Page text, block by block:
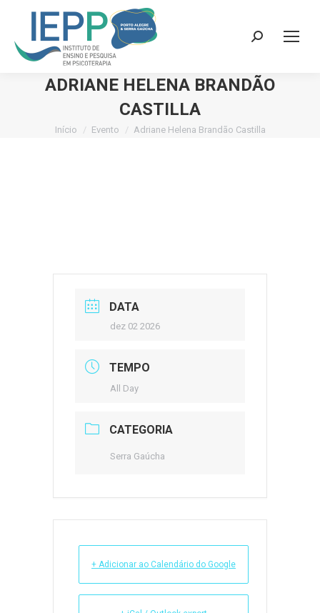
Search:
ADRIANE HELENA BRANDÃO
CASTILLA
Você está aqui:
Início Evento Adriane Helena Brandão Castilla
DATA
dez 02 2026
TEMPO
All Day
CATEGORIA
Serra Gaúcha
+ Adicionar ao Calendário do Google